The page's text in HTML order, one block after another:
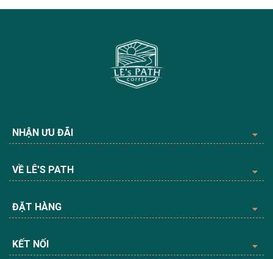
NHẬN ƯU ĐÃI
VỀ LÊ'S PATH
ĐẶT HÀNG
KẾT NỐI